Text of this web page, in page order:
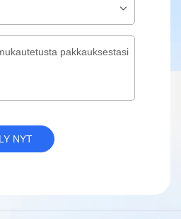
pakkauksestasi
NYT